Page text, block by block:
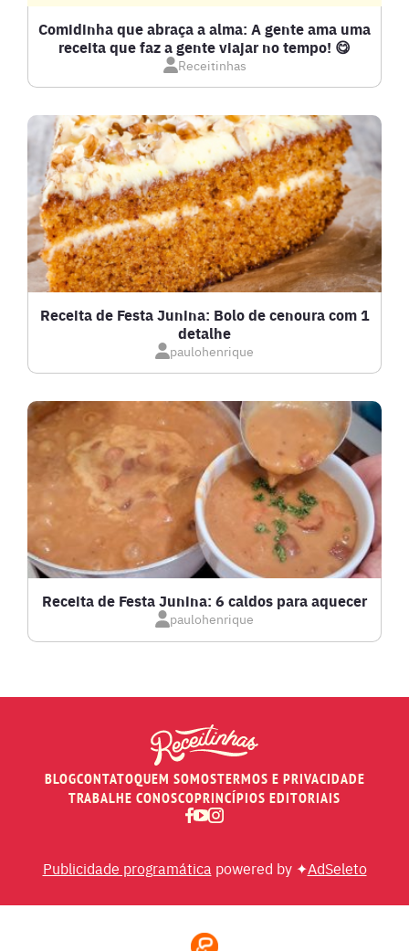
DOCES E SOBREMESAS
DRINKS
FRANGO
FRUTOS DO MAR
GRATINADOS
LANCHES
LASANHAS
LOW CARB
MASSAS E PASTAS
RECEITAS DE AIR FRYER
RECEITAS DE ANO NOVO (RÉVEILLON)
Comidinha que abraça a alma: A gente ama uma
receita que faz a gente viajar no tempo! 😋
Receitinhas
Receita de Festa Junina: Bolo de cenoura com 1
detalhe
paulohenrique
Receita de Festa Junina: 6 caldos para aquecer
paulohenrique
BLOGCONTATOQUEM SOMOSTERMOS E PRIVACIDADE
TRABALHE CONOSCOPRINCÍPIOS EDITORIAIS
Publicidade programática powered by ✦AdSeleto